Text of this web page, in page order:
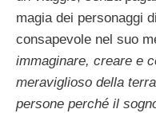
magia dei personaggi
consapevole nel suo
immaginare, creare e
meraviglioso della
persone perché il